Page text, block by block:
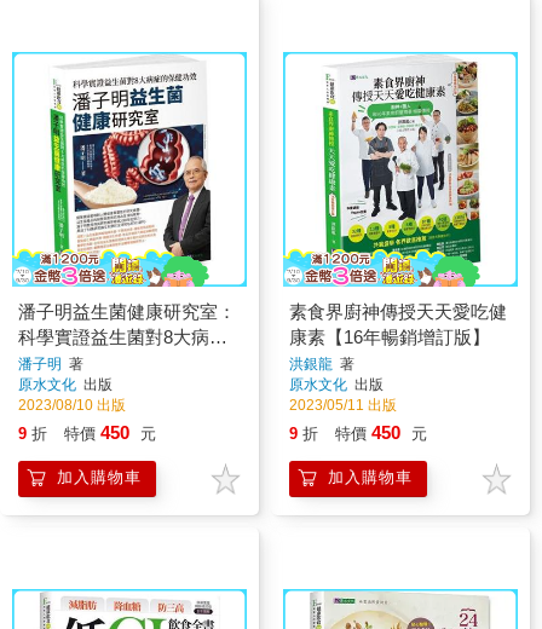
潘子明益生菌健康研究室：
科學實證益生菌對8大病症
的保健功效
潘子明 著
原水文化 出版
2023/08/10 出版
9 折 特價 450 元
加入購物車
素食界廚神傳授天天愛吃健
康素【16年暢銷增訂版】
洪銀龍 著
原水文化 出版
2023/05/11 出版
9 折 特價 450 元
加入購物車